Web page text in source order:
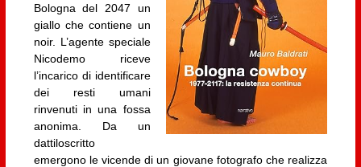
Bologna del 2047 un
giallo che contiene un
noir. L’agente speciale
Nicodemo riceve
l’incarico di identificare
dei resti umani
rinvenuti in una fossa
anonima. Da un
dattiloscritto
emergono le vicende di un giovane fotografo che realizza